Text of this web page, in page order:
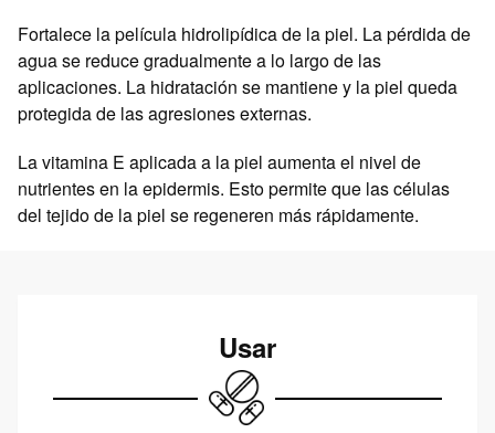
Fortalece la película hidrolipídica de la piel. La pérdida de
agua se reduce gradualmente a lo largo de las
aplicaciones. La hidratación se mantiene y la piel queda
protegida de las agresiones externas.
La vitamina E aplicada a la piel aumenta el nivel de
nutrientes en la epidermis. Esto permite que las células
del tejido de la piel se regeneren más rápidamente.
Usar